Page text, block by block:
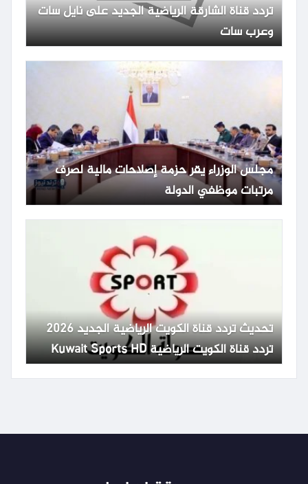
تردد قناة الشارقة الرياضية الجديد على نايل سات
وعرب سات
مجلس الوزراء يقر حزمة إصلاحات مالية لصرف
مرتبات موظفي الدولة
تحديث تردد قناة الكويت الرياضية الجديد 2026
تردد قناة الكويت الرياضية Kuwait Sports HD
65